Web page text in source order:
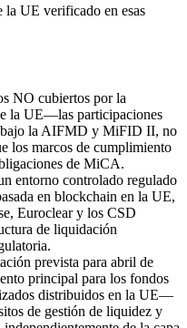
la UE verificado en esas
NO cubiertos por la
la UE—las participaciones
bajo la AIFMD y MiFID II, no
los marcos de cumplimiento
de MiCA.
entorno controlado regulado
en blockchain en la UE,
Euroclear y los CSD
de liquidación
prevista para abril de
principal para los fondos
distribuidos en la UE—
de gestión de liquidez y